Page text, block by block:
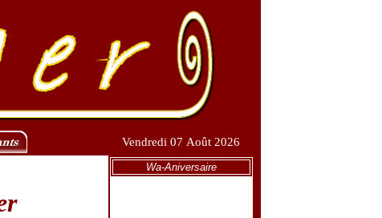
Vendredi 07 Août 2026
Wa-Aniversaire